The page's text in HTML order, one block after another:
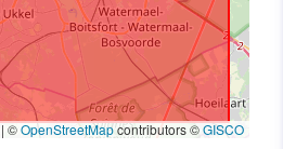
|©OpenStreetMapcontributors ©GISCO